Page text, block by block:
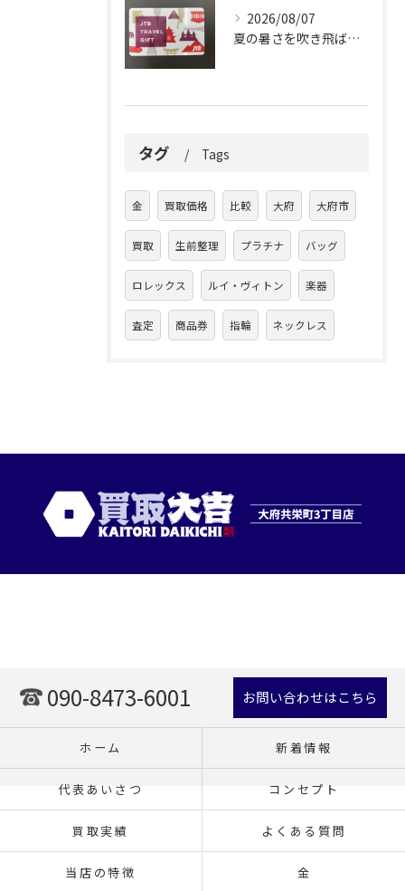
2026/08/07
夏の暑さを吹き飛ばしに来てください。
タグ Tags
金 買取価格 比較 大府 大府市
買取 生前整理 プラチナ バッグ
ロレックス ルイ・ヴィトン 楽器
査定 商品券 指輪 ネックレス
090-8473-6001 お問い合わせはこちら
ホーム 新着情報
代表あいさつ コンセプト
買取実績 よくある質問
当店の特徴 金